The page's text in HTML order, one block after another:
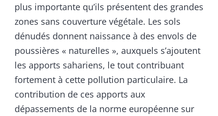
plus importante qu’ils présentent des grandes
zones sans couverture végétale. Les sols
dénudés donnent naissance à des envols de
poussières « naturelles », auxquels s’ajoutent
les apports sahariens, le tout contribuant
fortement à cette pollution particulaire. La
contribution de ces apports aux
dépassements de la norme européenne sur